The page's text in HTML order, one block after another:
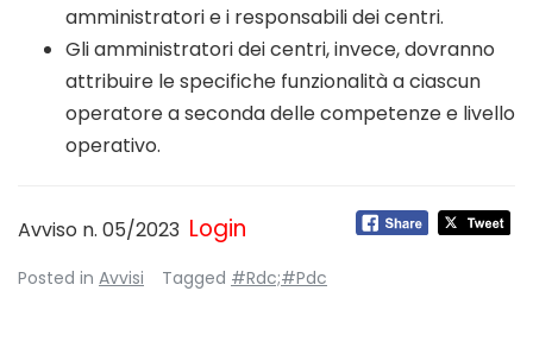
amministratori e i responsabili dei centri.
Gli amministratori dei centri, invece, dovranno
attribuire le specifiche funzionalità a ciascun
operatore a seconda delle competenze e livello
operativo.
Avviso n. 05/2023 Login
Posted in Avvisi Tagged #Rdc;#Pdc